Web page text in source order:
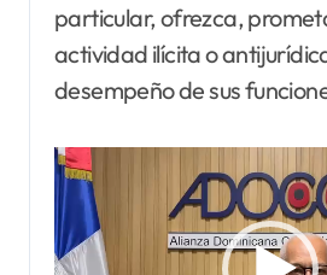
particular, ofrezca,
actividad ilícita o
desempeño de sus
Reproductor
de
vídeo